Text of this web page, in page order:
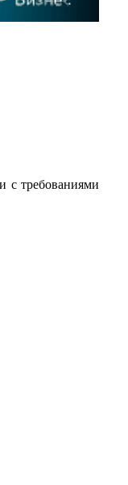
с требованиями